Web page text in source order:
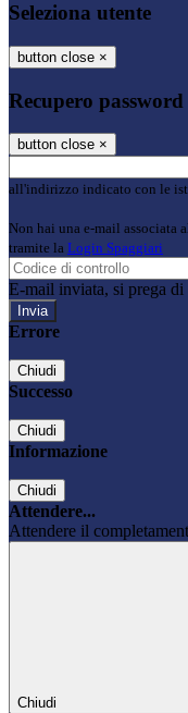
Seleziona utente
button close ×
Recupero password
button close ×
all'indirizzo indicato con le
Non hai una e-mail associata
tramite la Login Spaggiari
E-mail inviata, si prega di
Errore
Chiudi
Successo
Chiudi
Informazione
Chiudi
Attendere...
Attendere il
Chiudi